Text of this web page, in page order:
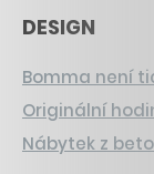
DESIGN
Bomma není
Originální
Nábytek z